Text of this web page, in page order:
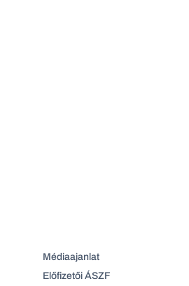
Médiaajanlat
Előfizetői ÁSZF